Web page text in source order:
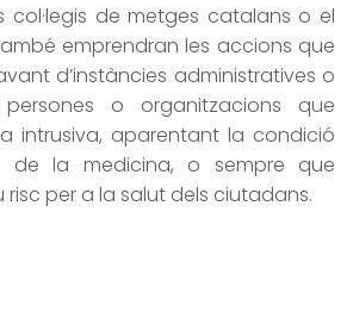
col·legis de metges catalans o el
emprendran les accions que
d’instàncies administratives o
o organitzacions que
intrusiva, aparentant la condició
de la medicina, o sempre que
risc per a la salut dels ciutadans.